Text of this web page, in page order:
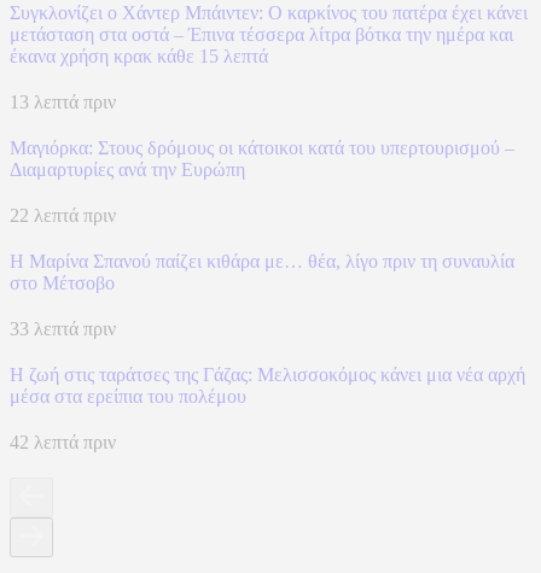
Συγκλονίζει ο Χάντερ Μπάιντεν: Ο καρκίνος του πατέρα έχει κάνει
μετάσταση στα οστά – Έπινα τέσσερα λίτρα βότκα την ημέρα και
έκανα χρήση κρακ κάθε 15 λεπτά
13 λεπτά πριν
Μαγιόρκα: Στους δρόμους οι κάτοικοι κατά του υπερτουρισμού –
Διαμαρτυρίες ανά την Ευρώπη
22 λεπτά πριν
Η Μαρίνα Σπανού παίζει κιθάρα με… θέα, λίγο πριν τη συναυλία
στο Μέτσοβο
33 λεπτά πριν
Η ζωή στις ταράτσες της Γάζας: Μελισσοκόμος κάνει μια νέα αρχή
μέσα στα ερείπια του πολέμου
42 λεπτά πριν